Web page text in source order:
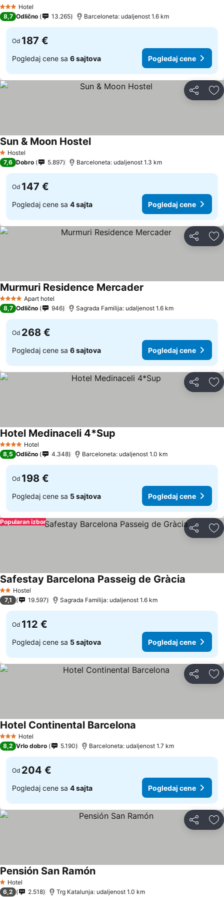
3 Zvezdice
Hotel
8,7 Odlično 13.265 Barceloneta: udaljenost 1.6 km
Od 187 €
Pogledaj cene sa 6 sajtova Pogledaj cene
Deli
1 Zvezdice
Hostel
Sun & Moon Hostel
7,6 Dobro 5.897 Barceloneta: udaljenost 1.3 km
Od 147 €
Pogledaj cene sa 4 sajta Pogledaj cene
Deli
4 ZvezdiceApart hotel
Murmuri Residence Mercader
8,7 Odlično 946 Sagrada Familija: udaljenost 1.6 km
Od 268 €
Pogledaj cene sa 6 sajtova Pogledaj cene
Deli
4 ZvezdiceHotel
Hotel Medinaceli 4*Sup
8,5 Odlično 4.348 Barceloneta: udaljenost 1.0 km
Od 198 €
Pogledaj cene sa 5 sajtova Pogledaj cene
Deli
Popularan izbor
2 Zvezdice
Hostel
Safestay Barcelona Passeig de Gràcia
7,1 19.597 Sagrada Familija: udaljenost 1.6 km
Od 112 €
Pogledaj cene sa 5 sajtova Pogledaj cene
Deli
3 Zvezdice
Hotel
Hotel Continental Barcelona
8,2 Vrlo dobro 5.190 Barceloneta: udaljenost 1.7 km
Od 204 €
Pogledaj cene sa 4 sajta Pogledaj cene
Deli
1 Zvezdice
Hotel
Pensión San Ramón
6,2 2.518 Trg Katalunja: udaljenost 1.0 km